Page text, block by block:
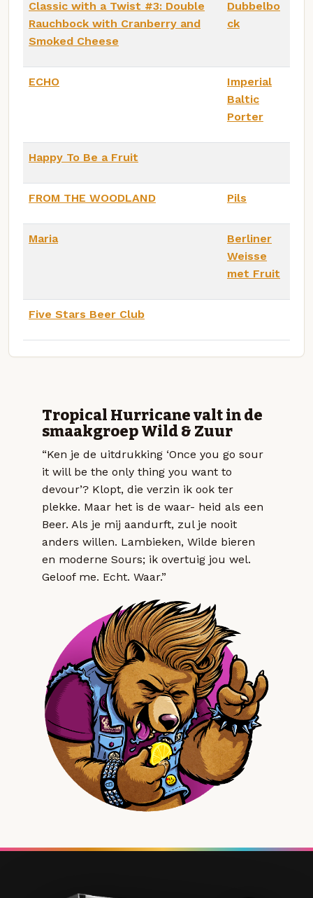
Classic with a Twist #3: Double
Rauchbock with Cranberry and
Smoked Cheese
Dubbelbo
ck
ECHO
Imperial
Baltic
Porter
Happy To Be a Fruit
FROM THE WOODLAND Pils
Maria
Berliner
Weisse
met Fruit
Five Stars Beer Club
Tropical Hurricane valt in de
smaakgroep Wild & Zuur
“Ken je de uitdrukking ‘Once you go sour
it will be the only thing you want to
devour’? Klopt, die verzin ik ook ter
plekke. Maar het is de waar- heid als een
Beer. Als je mij aandurft, zul je nooit
anders willen. Lambieken, Wilde bieren
en moderne Sours; ik overtuig jou wel.
Geloof me. Echt. Waar.”